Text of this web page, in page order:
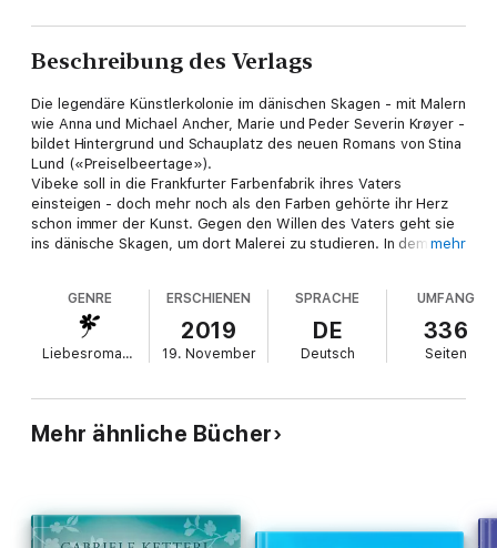
Beschreibung des Verlags
Die legendäre Künstlerkolonie im dänischen Skagen - mit Malern
wie Anna und Michael Ancher, Marie und Peder Severin Krøyer -
bildet Hintergrund und Schauplatz des neuen Romans von Stina
Lund («Preiselbeertage»).
Vibeke soll in die Frankfurter Farbenfabrik ihres Vaters
einsteigen - doch mehr noch als den Farben gehörte ihr Herz
schon immer der Kunst. Gegen den Willen des Vaters geht sie
ins dänische Skagen, um dort Malerei zu studieren. In dem
Malerin Marie Krøyer. Zusammen mit dem charismatischen
Besitzer Thore will sie mehr herausfinden.
Skagen, Ende des 19. Jahrhunderts: Die junge Asta ist im
Haushalt der Triepkes als Gesellschafterin für Tochter Marie
schöpferisches Talent von ihrer Familie zu einer Zeit gefördert
wird, in der Frauen eine künstlerische Laufbahn fast unmöglich
ist. Als sie dem faszinierenden Maler Peder Severin Krøyer
mehr
GENRE
Liebesromane
ERSCHIENEN
2019
19. November
SPRACHE
DE
Deutsch
UMFANG
336
Seiten
Mehr ähnliche Bücher